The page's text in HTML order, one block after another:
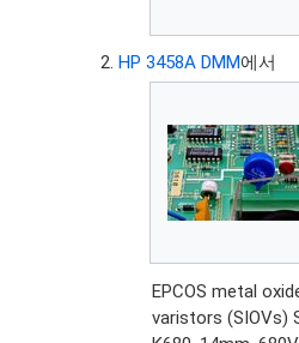
HP 3458A DMM에서
EPCOS metal
varistors (SIOVs)